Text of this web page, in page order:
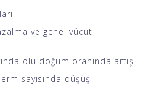
ve genel vücut
ölü doğum oranında artış
sayısında düşüş